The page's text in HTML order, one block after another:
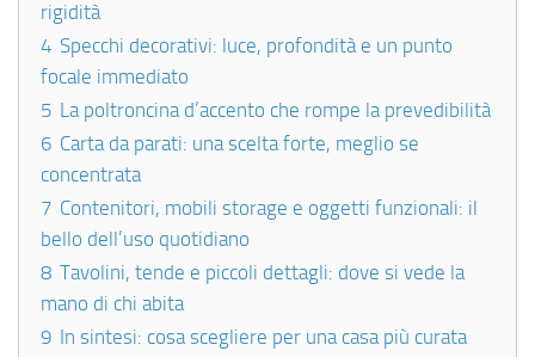
rigidità
4 Specchi decorativi: luce, profondità e un punto
focale immediato
5 La poltroncina d’accento che rompe la prevedibilità
6 Carta da parati: una scelta forte, meglio se
concentrata
7 Contenitori, mobili storage e oggetti funzionali: il
bello dell’uso quotidiano
8 Tavolini, tende e piccoli dettagli: dove si vede la
mano di chi abita
9 In sintesi: cosa scegliere per una casa più curata